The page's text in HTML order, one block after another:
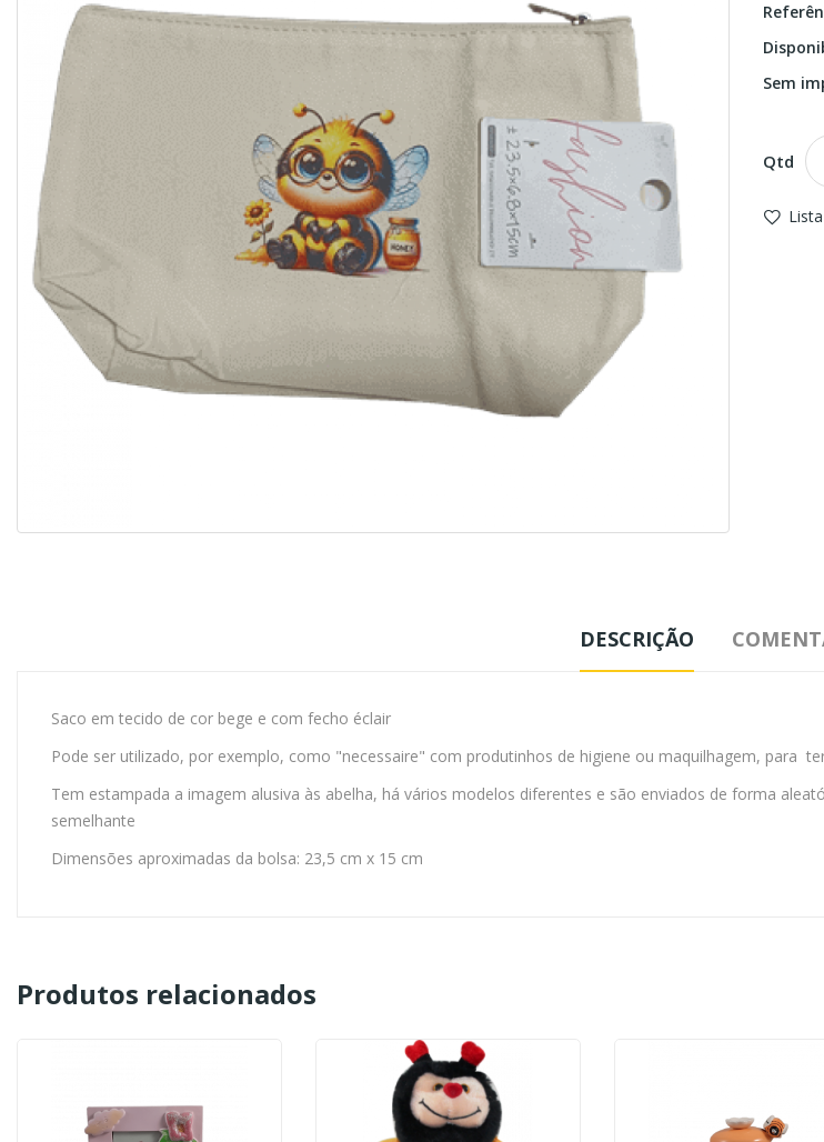
Sem
Qtd
DESCRIÇÃO
Saco em tecido de cor bege e com fecho éclair
Pode ser utilizado, por exemplo, como "necessaire" com produtinhos de higiene ou maquilhagem, para
Tem estampada a imagem alusiva às abelha, há vários modelos diferentes e são enviados de forma
semelhante
Dimensões aproximadas da bolsa: 23,5 cm x 15 cm
Produtos relacionados